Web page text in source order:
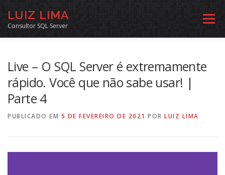
LUIZ LIMA
Consultor SQL Server
Menu
INÍCIO
Live – O SQL Server é extremamente
rápido. Você que não sabe usar! |
Parte 4
PUBLICADO EM 5 DE FEVEREIRO DE 2021 POR LUIZ LIMA